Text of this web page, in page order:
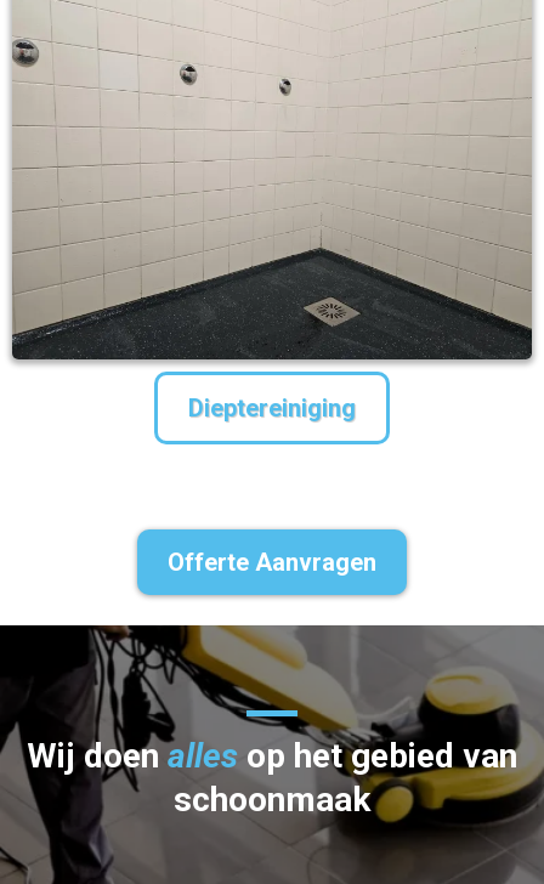
Dieptereiniging
Offerte Aanvragen
Wij doenalles op het gebied van
schoonmaak